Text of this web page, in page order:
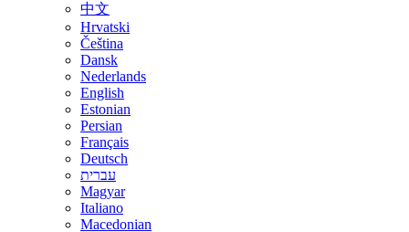
中文
Hrvatski
Čeština
Dansk
Nederlands
English
Estonian
Persian
Français
Deutsch
עברית
Magyar
Italiano
Macedonian